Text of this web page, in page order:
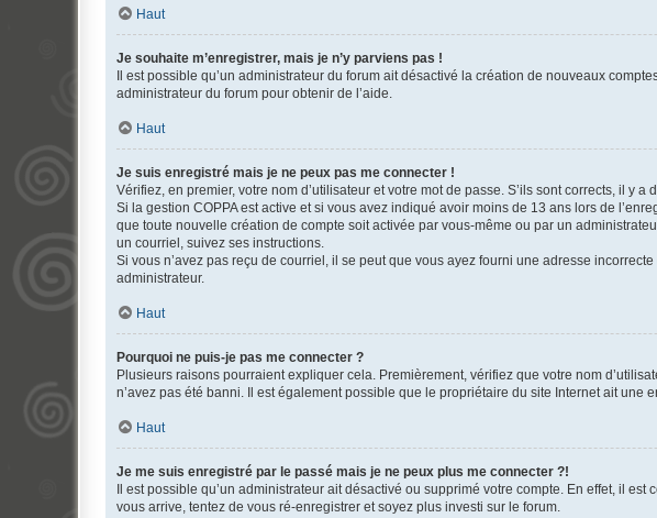
Haut
Je souhaite m’enregistrer, mais je n’y parviens pas !
Il est possible qu’un administrateur du forum ait désactivé la création de nouveaux
administrateur du forum pour obtenir de l’aide.
Haut
Je suis enregistré mais je ne peux pas me connecter !
Vérifiez, en premier, votre nom d’utilisateur et votre mot de passe. S’ils sont corrects, il y a
Si la gestion COPPA est active et si vous avez indiqué avoir moins de 13 ans lors de
que toute nouvelle création de compte soit activée par vous-même ou par un
un courriel, suivez ses instructions.
Si vous n’avez pas reçu de courriel, il se peut que vous ayez fourni une adresse
administrateur.
Haut
Pourquoi ne puis-je pas me connecter ?
Plusieurs raisons pourraient expliquer cela. Premièrement, vérifiez que votre nom
n’avez pas été banni. Il est également possible que le propriétaire du site Internet ait une
Haut
Je me suis enregistré par le passé mais je ne peux plus me connecter ?!
Il est possible qu’un administrateur ait désactivé ou supprimé votre compte. En effet, il
vous arrive, tentez de vous ré-enregistrer et soyez plus investi sur le forum.